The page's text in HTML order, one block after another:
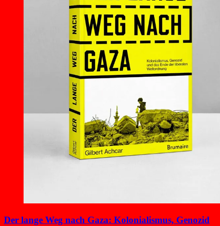
Der lange Weg nach Gaza: Kolonialismus, Genozid